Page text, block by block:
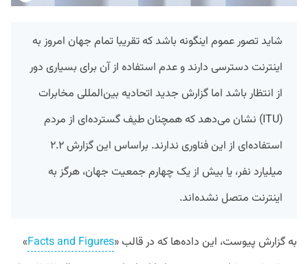
شاید تصور عموم اینگونه باشد که تقریبا تمام جهان امروز به
اینترنت دسترسی دارند و عدم استفاده از آن برای بسیاری دور
از انتظار باشد اما گزارش جدید اتحادیه بین‌المللی مخابرات
(ITU) نشان می‌دهد که همچنان طیف گسترده‌ای از مردم
استفاده‌ای از این فناوری ندارند. براساس این گزارش ۲.۲
میلیارد نفر، یا بیش از یک‌ چهارم جمعیت جهان، هرگز به
اینترنت متصل نشده‌اند.
به گزارش پیوست، این داده‌‌ها که در قالب «Facts and Figures
»